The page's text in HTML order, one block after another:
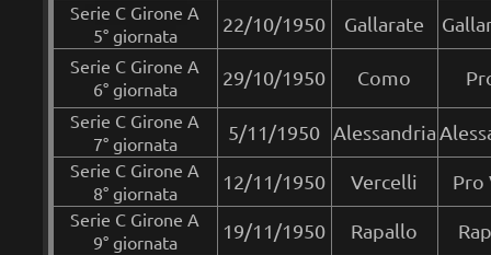
Serie C Girone A
5° giornata
22/10/1950 Gallarate
Serie C Girone A
6° giornata
29/10/1950 Como
Serie C Girone A
7° giornata
5/11/1950 Alessandria
Serie C Girone A
8° giornata
12/11/1950 Vercelli Pro
Serie C Girone A
9° giornata
19/11/1950 Rapallo